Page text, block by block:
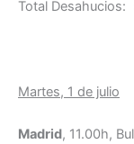
Total
Martes, 1 de julio
Madrid, 11.00h,